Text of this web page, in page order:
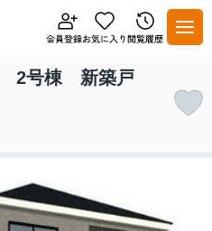
2号棟 新築戸